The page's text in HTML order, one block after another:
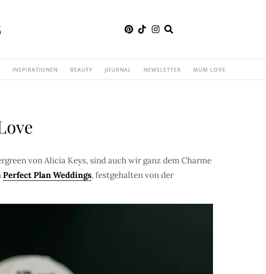
INSPIRATIONEN BEAUTY JOURNAL NEWSLETTER MUM LOVE
von Alicia Keys, sind auch wir ganz dem Charme
Perfect Plan Weddings, festgehalten von der